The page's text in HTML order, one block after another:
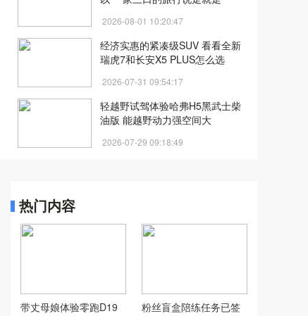
2026-08-01 10:20:47
经济实惠的紧凑级SUV 看看全新
瑞虎7和长安X5 PLUS怎么选
2026-07-31 09:54:17
轻越野试驾体验哈弗H5黑武士柴
油版 能越野动力强空间大
2026-07-29 09:18:49
热门内容
带丈母娘体验零跑D19
粉丝盲盒陪练任务已签